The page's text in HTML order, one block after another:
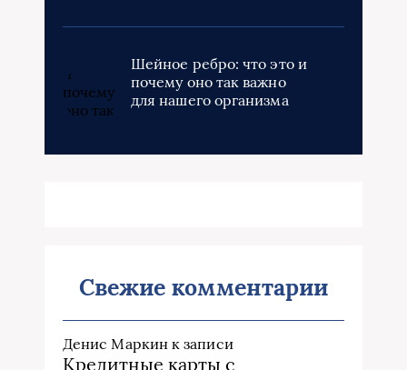
Шейное ребро: что это и
почему оно так важно
для нашего организма
Свежие комментарии
Денис Маркинк записи
Кредитные карты с